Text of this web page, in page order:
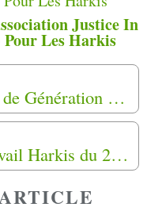
Justice In
Les Harkis
21 Avril 2018 - Le combat de Génération Harkis à Albine (81)
Réunion du Groupe de Travail Harkis du 26 avril 2018 , à Paris, hôtel des invalides